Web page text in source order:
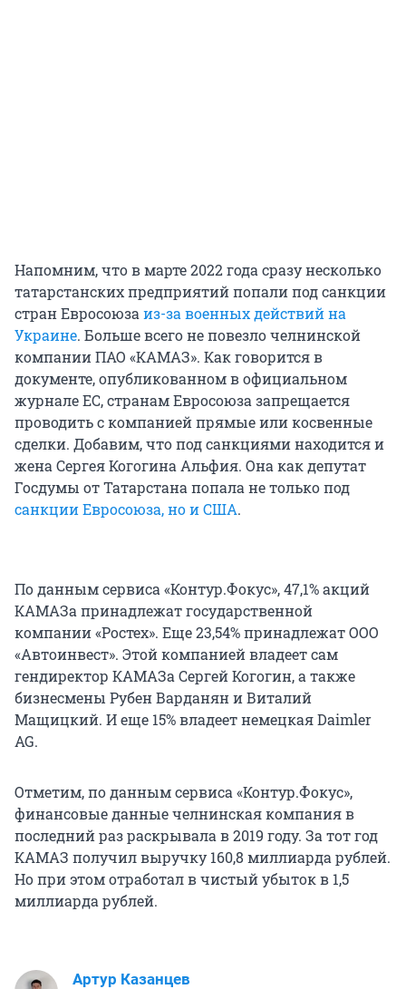
Напомним, что в марте 2022 года сразу несколько
татарстанских предприятий попали под санкции
стран Евросоюзаиз-за военных действий на
Украине. Больше всего не повезло челнинской
компании ПАО «КАМАЗ». Как говорится в
документе, опубликованном в официальном
журнале ЕС, странам Евросоюза запрещается
проводить с компанией прямые или косвенные
сделки. Добавим, что под санкциями находится и
жена Сергея Когогина Альфия. Она как депутат
Госдумы от Татарстана попала не только под
санкции Евросоюза, но и США.
По данным сервиса «Контур.Фокус», 47,1% акций
КАМАЗа принадлежат государственной
компании «Ростех». Еще 23,54% принадлежат ООО
«Автоинвест». Этой компанией владеет сам
гендиректор КАМАЗа Сергей Когогин, а также
бизнесмены Рубен Варданян и Виталий
Мащицкий. И еще 15% владеет немецкая Daimler
AG.
Отметим, по данным сервиса «Контур.Фокус»,
финансовые данные челнинская компания в
последний раз раскрывала в 2019 году. За тот год
КАМАЗ получил выручку 160,8 миллиарда рублей.
Но при этом отработал в чистый убыток в 1,5
миллиарда рублей.
Артур Казанцев